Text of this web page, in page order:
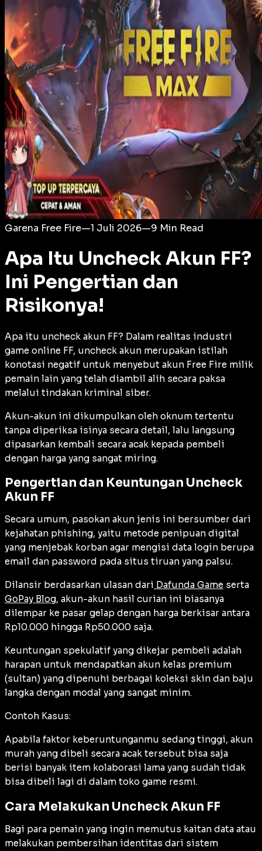
Garena Free Fire—1 Juli 2026—9 Min Read
Apa Itu Uncheck Akun FF?
Ini Pengertian dan
Risikonya!
Apa itu uncheck akun FF? Dalam realitas industri
game online FF, uncheck akun merupakan istilah
konotasi negatif untuk menyebut akun Free Fire milik
pemain lain yang telah diambil alih secara paksa
melalui tindakan kriminal siber.
Akun-akun ini dikumpulkan oleh oknum tertentu
tanpa diperiksa isinya secara detail, lalu langsung
dipasarkan kembali secara acak kepada pembeli
dengan harga yang sangat miring.
Pengertian dan Keuntungan Uncheck
Akun FF
Secara umum, pasokan akun jenis ini bersumber dari
kejahatan phishing, yaitu metode penipuan digital
yang menjebak korban agar mengisi data login berupa
email dan password pada situs tiruan yang palsu.
Dilansir berdasarkan ulasan dari Dafunda Game serta
GoPay Blog, akun-akun hasil curian ini biasanya
dilempar ke pasar gelap dengan harga berkisar antara
Rp10.000 hingga Rp50.000 saja.
Keuntungan spekulatif yang dikejar pembeli adalah
harapan untuk mendapatkan akun kelas premium
(sultan) yang dipenuhi berbagai koleksi skin dan baju
langka dengan modal yang sangat minim.
Contoh Kasus:
Apabila faktor keberuntunganmu sedang tinggi, akun
murah yang dibeli secara acak tersebut bisa saja
berisi banyak item kolaborasi lama yang sudah tidak
bisa dibeli lagi di dalam toko game resmi.
Cara Melakukan Uncheck Akun FF
Bagi para pemain yang ingin memutus kaitan data atau
melakukan pembersihan identitas dari sistem